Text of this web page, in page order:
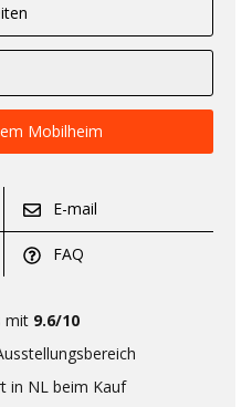
Mobilheim
E-mail
FAQ
mit 9.6/10
in NL beim Kauf